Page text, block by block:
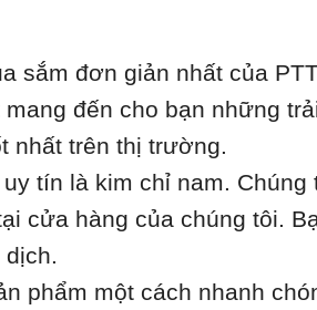
sắm đơn giản nhất của
đến cho bạn những
nhất trên thị trường.
tín là kim chỉ nam.
cửa hàng của chúng tôi.
phẩm một cách nhanh